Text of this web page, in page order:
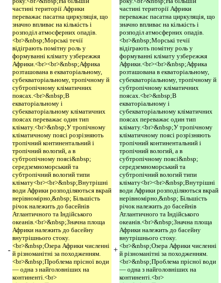
-
частині території Африки
переважає пасатна циркуляція, що
значно впливає на кількість і
розподіл атмосферних опадів.
<br>&nbsp;Морські течії
відіграють помітну роль у
формуванні клімату узбережжя
Африки.<br><br>&nbsp;Африка
розташована в екваторіальному,
субекваторіальному, тропічному й
субтропічному кліматичних
поясах.<br>&nbsp;В
екваторіальному і
субекваторіальному кліматичних
поясах переважає один тип
клімату.<br>&nbsp;У тропічному
кліматичному поясі розрізняють
тропічний континентальний і
тропічний вологий, а в
субтропічному поясі&nbsp;
середземноморський та
субтропічний вологий типи
клімату<br><br>&nbsp;Внутрішні
води Африки розподіляються вкрай
нерівномірно,&nbsp; Більшість
річок належить до басейнів
Атлантичного та Індійського
океанів.<br>&nbsp;Значна площа
Африки належить до басейну
внутрішнього стоку.
<br>&nbsp;Озера Африки численні
й різноманітні за походженням.
<br>&nbsp;Проблема прісної води
— одна з найголовніших на
континенті.<br>
+
частині території Африки
переважає пасатна циркуляція, що
значно впливає на кількість і
розподіл атмосферних опадів.
<br>&nbsp;Морські течії
відіграють помітну роль у
формуванні клімату узбережжя
Африки.<br><br>&nbsp;Африка
розташована в екваторіальному,
субекваторіальному, тропічному й
субтропічному кліматичних
поясах.<br>&nbsp;В
екваторіальному і
субекваторіальному кліматичних
поясах переважає один тип
клімату.<br>&nbsp;У тропічному
кліматичному поясі розрізняють
тропічний континентальний і
тропічний вологий, а в
субтропічному поясі&nbsp;
середземноморський та
субтропічний вологий типи
клімату<br><br>&nbsp;Внутрішні
води Африки розподіляються вкрай
нерівномірно,&nbsp; Більшість
річок належить до басейнів
Атлантичного та Індійського
океанів.<br>&nbsp;Значна площа
Африки належить до басейну
внутрішнього стоку.
<br>&nbsp;Озера Африки численні
й різноманітні за походженням.
<br>&nbsp;Проблема прісної води
— одна з найголовніших на
континенті.<br>